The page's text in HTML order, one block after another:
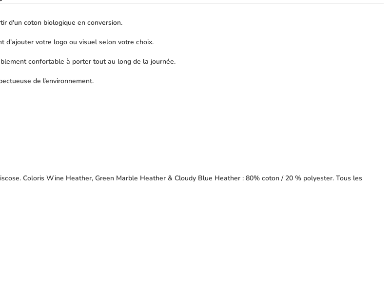
d'un coton biologique en conversion.
d’ajouter votre logo ou visuel selon votre choix.
confortable à porter tout au long de la journée.
de l’environnement.
Coloris Wine Heather, Green Marble Heather & Cloudy Blue Heather : 80% coton / 20 % polyester. Tous les